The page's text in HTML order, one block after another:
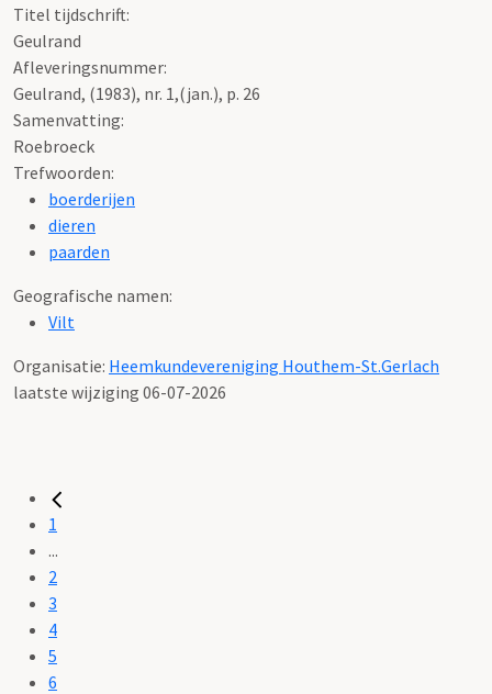
Titel tijdschrift:
Geulrand
Afleveringsnummer:
Geulrand, (1983), nr. 1,(jan.), p. 26
Samenvatting:
Roebroeck
Trefwoorden:
boerderijen
dieren
paarden
Geografische namen:
Vilt
Organisatie: Heemkundevereniging Houthem-St.Gerlach
laatste wijziging 06-07-2026
1
...
2
3
4
5
6